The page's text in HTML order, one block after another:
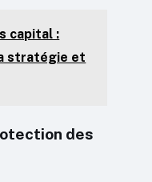
capital :
stratégie et
des